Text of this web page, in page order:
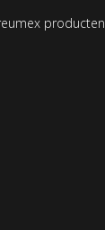
producten